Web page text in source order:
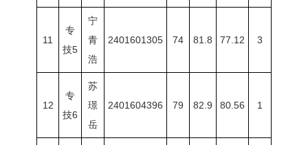
11
专
技5
宁
青
浩
2401601305 74 81.8 77.12 3
12
专
技6
苏
璟
岳
2401604396 79 82.9 80.56 1